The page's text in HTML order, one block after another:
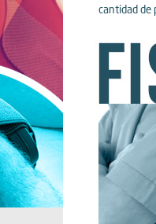
cantidad de